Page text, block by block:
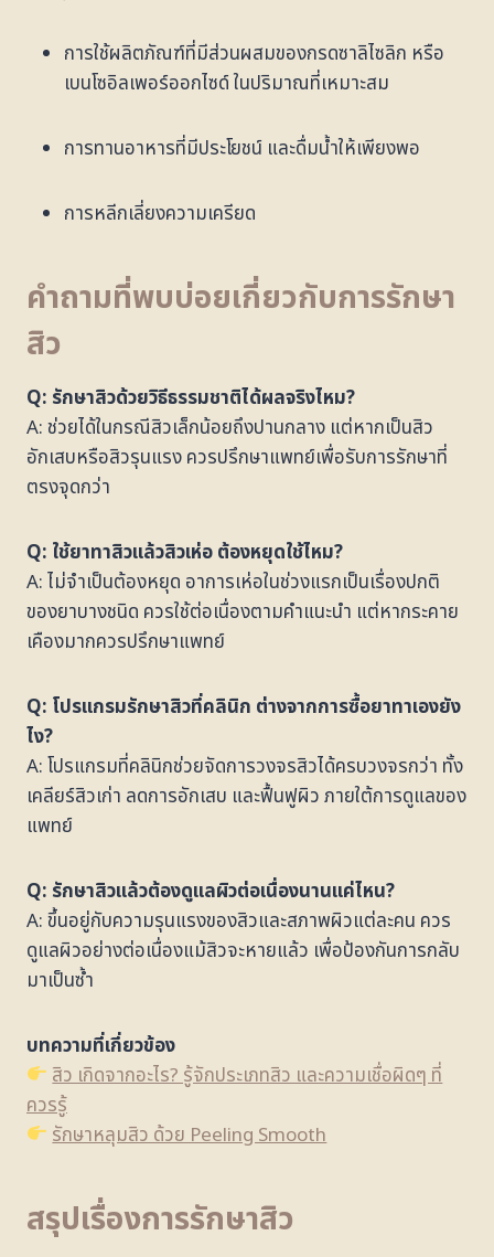
การใช้ผลิตภัณฑ์ที่มีส่วนผสมของกรดซาลิไซลิก หรือ
เบนโซอิลเพอร์ออกไซด์ ในปริมาณที่เหมาะสม
การทานอาหารที่มีประโยชน์ และดื่มน้ำให้เพียงพอ
การหลีกเลี่ยงความเครียด
คำถามที่พบบ่อยเกี่ยวกับการรักษา
สิว
Q: รักษาสิวด้วยวิธีธรรมชาติได้ผลจริงไหม?
A: ช่วยได้ในกรณีสิวเล็กน้อยถึงปานกลาง แต่หากเป็นสิว
อักเสบหรือสิวรุนแรง ควรปรึกษาแพทย์เพื่อรับการรักษาที่
ตรงจุดกว่า
Q: ใช้ยาทาสิวแล้วสิวเห่อ ต้องหยุดใช้ไหม?
A: ไม่จำเป็นต้องหยุด อาการเห่อในช่วงแรกเป็นเรื่องปกติ
ของยาบางชนิด ควรใช้ต่อเนื่องตามคำแนะนำ แต่หากระคาย
เคืองมากควรปรึกษาแพทย์
Q: โปรแกรมรักษาสิวที่คลินิก ต่างจากการซื้อยาทาเองยัง
ไง?
A: โปรแกรมที่คลินิกช่วยจัดการวงจรสิวได้ครบวงจรกว่า ทั้ง
เคลียร์สิวเก่า ลดการอักเสบ และฟื้นฟูผิว ภายใต้การดูแลของ
แพทย์
Q: รักษาสิวแล้วต้องดูแลผิวต่อเนื่องนานแค่ไหน?
A: ขึ้นอยู่กับความรุนแรงของสิวและสภาพผิวแต่ละคน ควร
ดูแลผิวอย่างต่อเนื่องแม้สิวจะหายแล้ว เพื่อป้องกันการกลับ
มาเป็นซ้ำ
บทความที่เกี่ยวข้อง
สิว เกิดจากอะไร? รู้จักประเภทสิว และความเชื่อผิดๆ ที่
ควรรู้
รักษาหลุมสิว ด้วย Peeling Smooth
สรุปเรื่องการรักษาสิว